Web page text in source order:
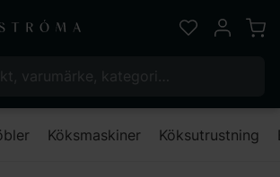
Favoriter
Mitt
Köksmaskiner Köksutrustning